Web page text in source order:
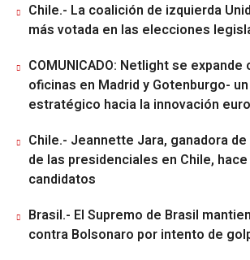
Chile.- La coalición de izquierda
más votada en las elecciones
COMUNICADO: Netlight se expande
oficinas en Madrid y Gotenburgo-
estratégico hacia la innovación
Chile.- Jeannette Jara, ganadora
de las presidenciales en Chile,
candidatos
Brasil.- El Supremo de Brasil
contra Bolsonaro por intento de